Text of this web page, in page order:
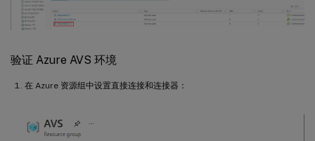
验证 Azure AVS 环境
在 Azure 资源组中设置直接连接和连接器：